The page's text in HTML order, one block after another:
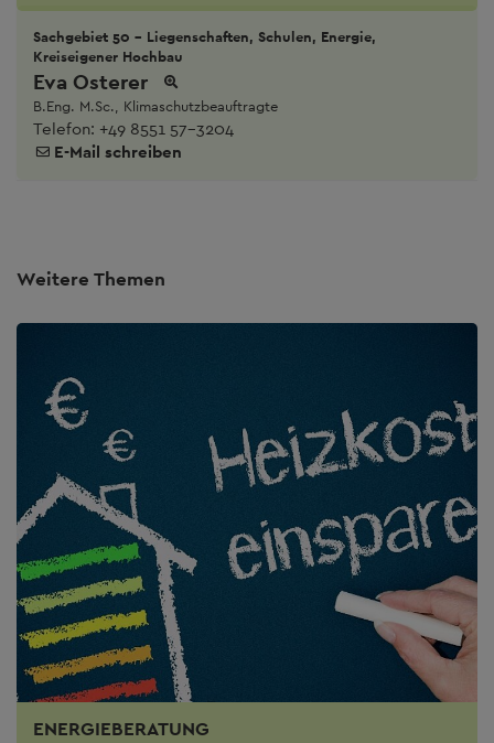
Sachgebiet 50 - Liegenschaften, Schulen, Energie,
Kreiseigener Hochbau
Eva Osterer
B.Eng. M.Sc., Klimaschutzbeauftragte
Telefon: +49 8551 57-3204
E-Mail schreiben
Weitere Themen
ENERGIEBERATUNG